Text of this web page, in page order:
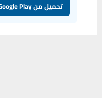
تحميل من Google Play